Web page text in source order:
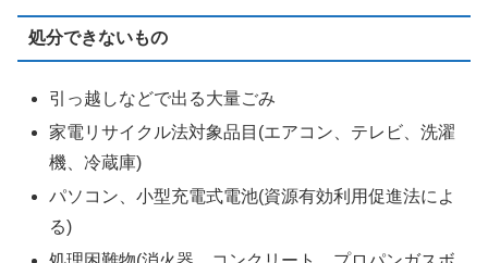
処分できないもの
引っ越しなどで出る大量ごみ
家電リサイクル法対象品目(エアコン、テレビ、洗濯
機、冷蔵庫)
パソコン、小型充電式電池(資源有効利用促進法によ
る)